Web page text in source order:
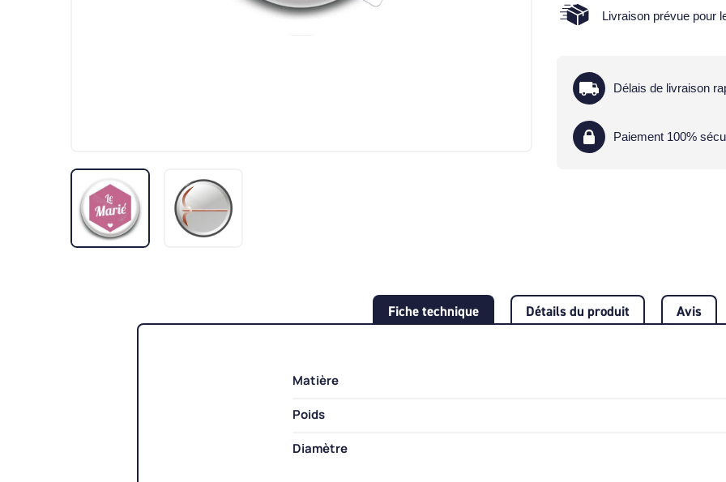
Livraison prévue pour
Délais de livraison
Paiement 100%
Fiche technique Détails du produit Avis
Matière
Poids
Diamètre